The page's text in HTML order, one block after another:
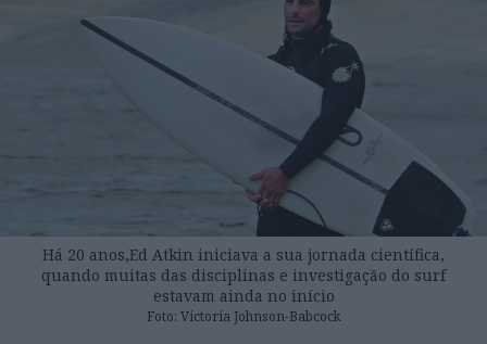
Há 20 anos,Ed Atkin iniciava a sua jornada científica,
quando muitas das disciplinas e investigação do surf
estavam ainda no início
Foto: Victoria Johnson-Babcock